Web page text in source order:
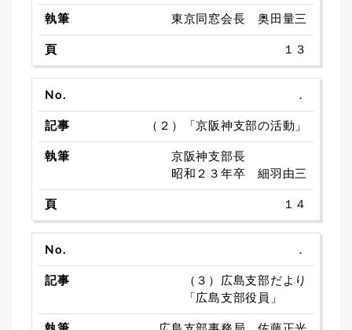
東京同窓会長 奥田量三
１３
．
（２）「京阪神支部の活動」
京阪神支部長
昭和２３年卒 細羽由三
１４
．
（３）広島支部だより
「広島支部役員」